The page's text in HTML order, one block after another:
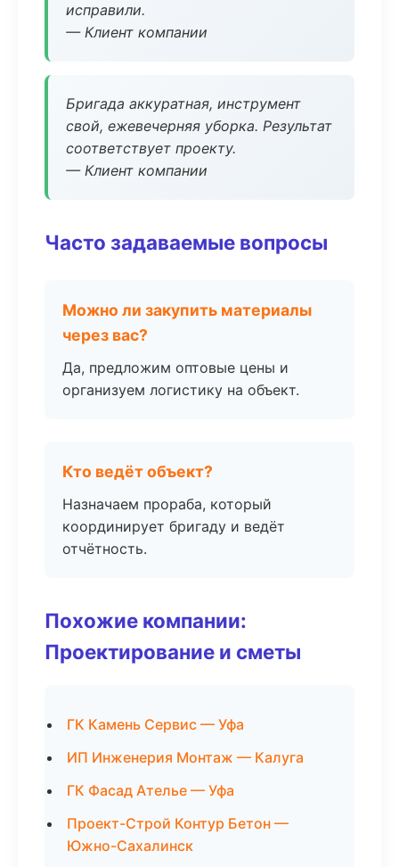
исправили.
— Клиент компании
Бригада аккуратная, инструмент
свой, ежевечерняя уборка. Результат
соответствует проекту.
— Клиент компании
Часто задаваемые вопросы
Можно ли закупить материалы
через вас?
Да, предложим оптовые цены и
организуем логистику на объект.
Кто ведёт объект?
Назначаем прораба, который
координирует бригаду и ведёт
отчётность.
Похожие компании:
Проектирование и сметы
ГК Камень Сервис — Уфа
ИП Инженерия Монтаж — Калуга
ГК Фасад Ателье — Уфа
Проект-Строй Контур Бетон —
Южно-Сахалинск